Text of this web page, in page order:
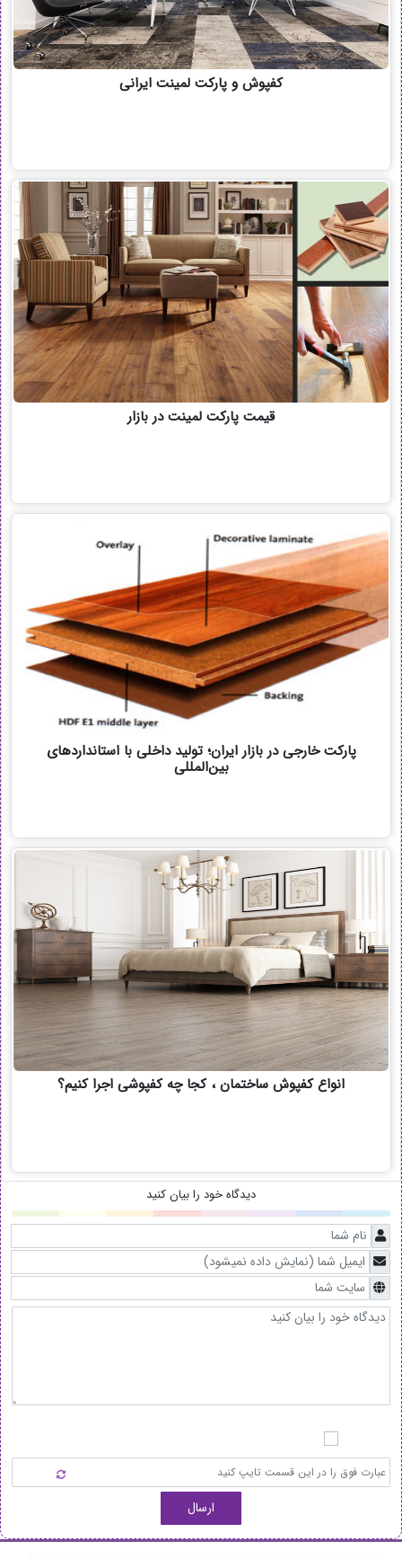
کفپوش و پارکت لمینت ایرانی
قیمت پارکت لمینت در بازار
پارکت خارجی در بازار ایران؛ تولید داخلی با استانداردهای
بین‌المللی
انواع کفپوش ساختمان ، کجا چه کفپوشی اجرا کنیم؟
دیدگاه خود را بیان کنید
ارسال